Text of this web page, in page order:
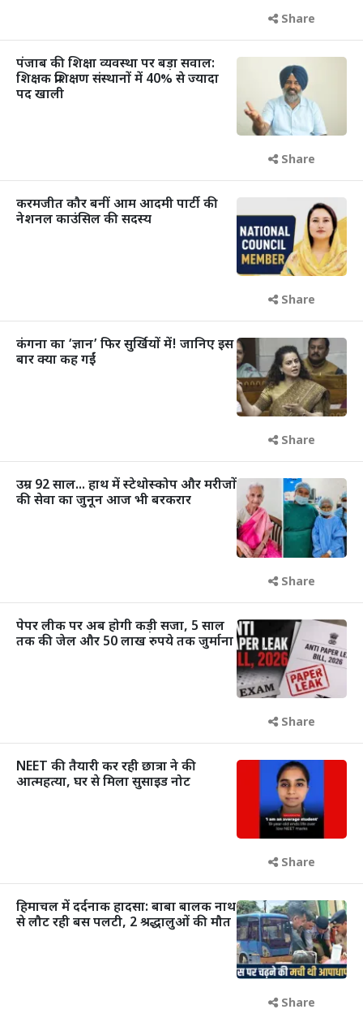
Share
पंजाब की शिक्षा व्यवस्था पर बड़ा सवाल:
शिक्षक प्रशिक्षण संस्थानों में 40% से ज्यादा
पद खाली
Share
करमजीत कौर बनीं आम आदमी पार्टी की
नेशनल काउंसिल की सदस्य
Share
कंगना का ‘ज्ञान’ फिर सुर्खियों में! जानिए इस
बार क्या कह गईं
Share
उम्र 92 साल... हाथ में स्टेथोस्कोप और मरीजों
की सेवा का जुनून आज भी बरकरार
Share
पेपर लीक पर अब होगी कड़ी सजा, 5 साल
तक की जेल और 50 लाख रुपये तक जुर्माना
Share
NEET की तैयारी कर रही छात्रा ने की
आत्महत्या, घर से मिला सुसाइड नोट
Share
हिमाचल में दर्दनाक हादसा: बाबा बालक नाथ
से लौट रही बस पलटी, 2 श्रद्धालुओं की मौत
Share